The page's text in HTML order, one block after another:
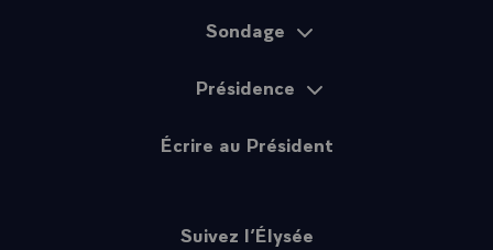
Sondage
Présidence
Écrire au Président
Suivez l’Élysée